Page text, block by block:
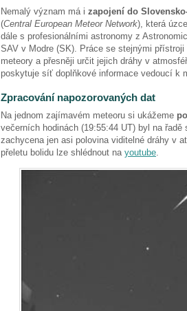
Nemalý význam má i zapojení do
(Central European Meteor Network), která
dále s profesionálními astronomy z
SAV v Modre (SK). Práce se stejnými
meteory a přesněji určit jejich dráhy v
poskytuje síť doplňkové informace vedoucí k
Zpracování napozorovaných dat
Na jednom zajímavém meteoru si ukážeme
večerních hodinách (19:55:44 UT) byl na
zachycena jen asi polovina viditelné dráhy v
přeletu bolidu lze shlédnout na youtube.